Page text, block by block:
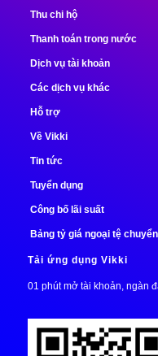
Thu chi hộ
Thanh toán trong nước
Dịch vụ tài khoản
Các dịch vụ khác
Hỗ trợ
Về Vikki
Tin tức
Tuyển dụng
Công bố lãi suất
Bảng tỷ giá ngoại tệ
Tải ứng dụng Vikki
01 phút mở tài khoản, ngàn